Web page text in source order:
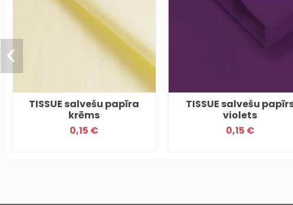
TISSUE salvešu papīra
krēms
0,15 €
TISSUE salvešu
violets
0,15 €